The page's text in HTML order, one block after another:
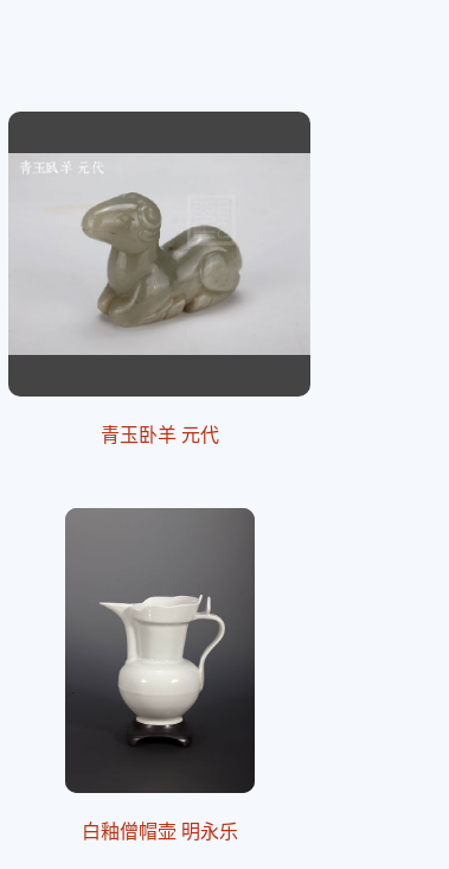
青玉卧羊 元代
白釉僧帽壶 明永乐